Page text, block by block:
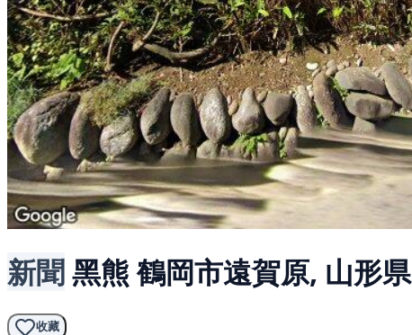
新聞黑熊 鶴岡市遠賀原, 山形県
收藏